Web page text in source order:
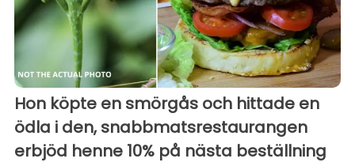
Hon köpte en smörgås och hittade en
ödla i den, snabbmatsrestaurangen
erbjöd henne 10% på nästa beställning